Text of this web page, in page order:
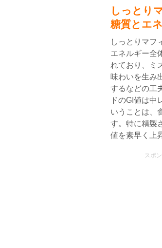
しっとり
糖質とエ
しっとりマフ
エネルギー全
れており、ミ
味わいを生み
するなどの工
ドのGI値は中
いうことは、
す。特に精製
値を素早く上
スポ